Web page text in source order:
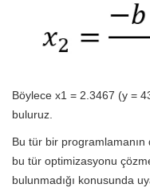
Böylece x1 = 2.3467 (y =
buluruz.
Bu tür bir
bu tür optimizasyonu
bulunmadığı konusunda